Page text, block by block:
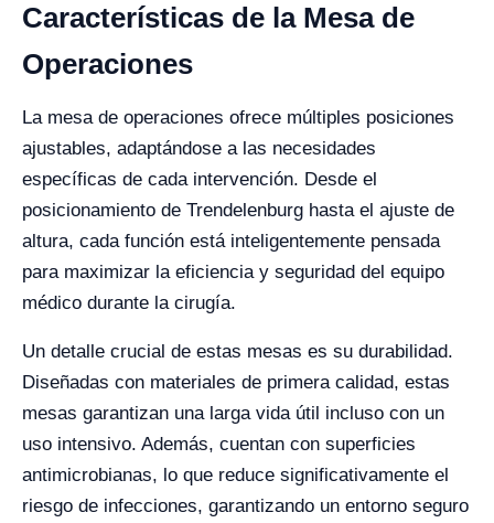
Características de la Mesa de
Operaciones
La mesa de operaciones ofrece múltiples posiciones
ajustables, adaptándose a las necesidades
específicas de cada intervención. Desde el
posicionamiento de Trendelenburg hasta el ajuste de
altura, cada función está inteligentemente pensada
para maximizar la eficiencia y seguridad del equipo
médico durante la cirugía.
Un detalle crucial de estas mesas es su durabilidad.
Diseñadas con materiales de primera calidad, estas
mesas garantizan una larga vida útil incluso con un
uso intensivo. Además, cuentan con superficies
antimicrobianas, lo que reduce significativamente el
riesgo de infecciones, garantizando un entorno seguro